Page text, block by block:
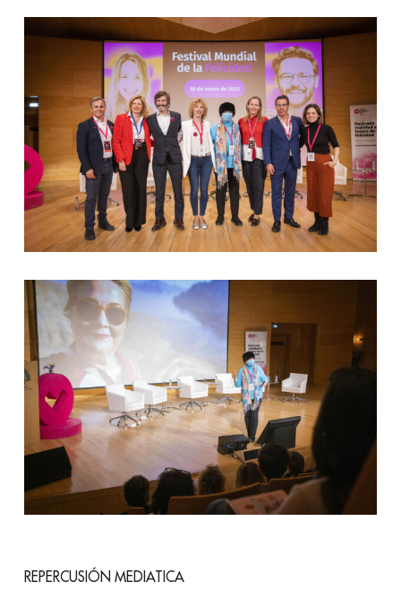
REPERCUSIÓN MEDIATICA